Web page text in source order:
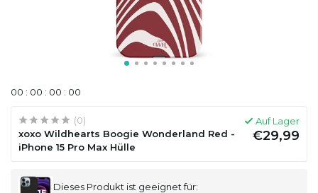
00 : 00 : 00 : 00
(0)
xoxo Wildhearts Boogie Wonderland Red -
iPhone 15 Pro Max Hülle
Auf Lager
€29,99
Dieses Produkt ist geeignet für: